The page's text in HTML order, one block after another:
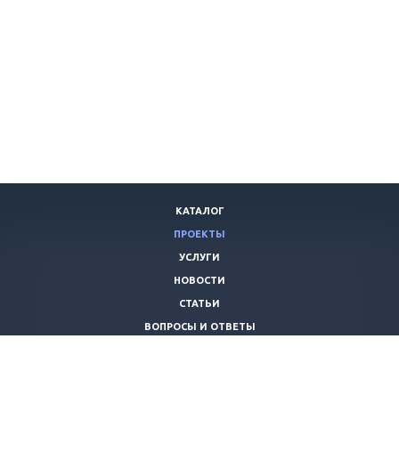
КАТАЛОГ
ПРОЕКТЫ
УСЛУГИ
НОВОСТИ
СТАТЬИ
ВОПРОСЫ И ОТВЕТЫ